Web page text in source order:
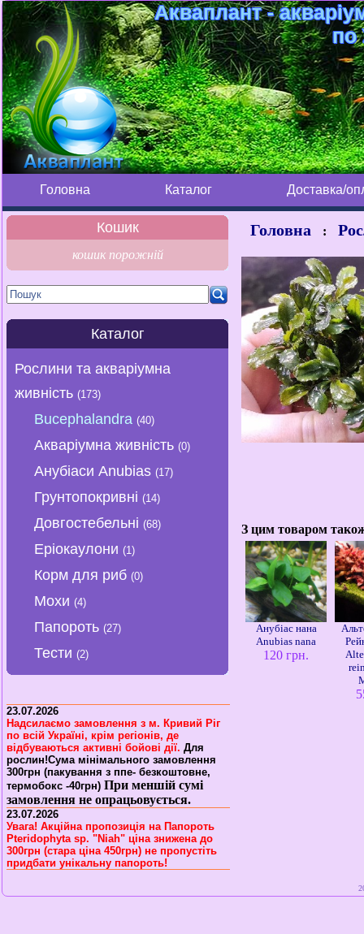
Акваплант -
по
Головна Каталог Доставка/
Кошик
кошик порожній
Каталог
Рослини та акваріумна
живність(173)
Bucephalandra(40)
Акваріумна живність(0)
Анубіаси Anubias(17)
Грунтопокривні(14)
Довгостебельні(68)
Еріокаулони(1)
Корм для риб(0)
Мохи(4)
Папороть(27)
Тести(2)
23.07.2026
Надсилаємо замовлення з м. Кривий Ріг
по всій Україні, крім регіонів, де
відбуваються активні бойові дії.Для
рослин!Сума мінімального замовлення
300грн (пакування з ппе- безкоштовне,
термобокс -40грн)При меншій сумі
замовлення не опрацьовується.
23.07.2026
Увага! Акційна пропозиція на Папороть
Pteridophyta sp. "Niah" ціна знижена до
300грн (стара ціна 450грн) не пропустіть
придбати унікальну папороть!
Головна :
З цим товаром
Анубіас нана
Anubias nana
120 грн.